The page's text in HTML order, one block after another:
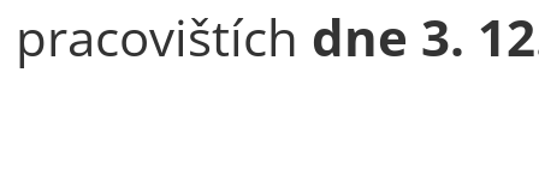
pracovištích dne 3.